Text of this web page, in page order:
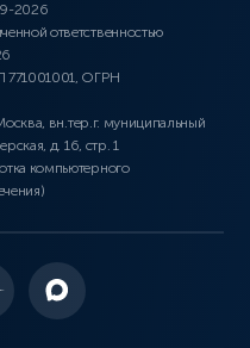
2026
ответственностью
771001001, ОГРН
вн.тер.г. муниципальный
д. 16, стр. 1
компьютерного